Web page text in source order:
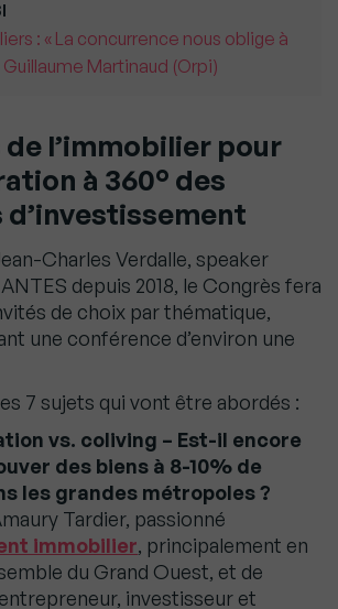
: « La concurrence nous oblige à
Martinaud (Orpi)
de l’immobilier pour
à 360° des
Charles Verdalle, speaker
depuis 2018, le Congrès fera
de choix par thématique,
une conférence d’environ une
7 sujets qui vont être abordés :
vs. coliving – Est-il encore
des biens à 8-10% de
les grandes métropoles ?
Tardier, passionné
immobilier, principalement en
du Grand Ouest, et de
investisseur et